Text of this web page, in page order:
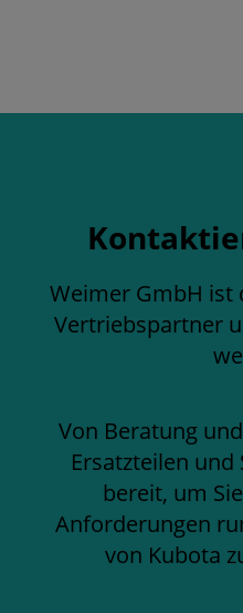
Weimer GmbH ist
Vertriebspartner
Von Beratung
Ersatzteilen
bereit, um
Anforderungen
von Kubota